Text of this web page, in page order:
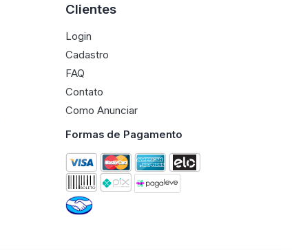
Clientes
Login
Cadastro
FAQ
Contato
Como Anunciar
Formas de Pagamento